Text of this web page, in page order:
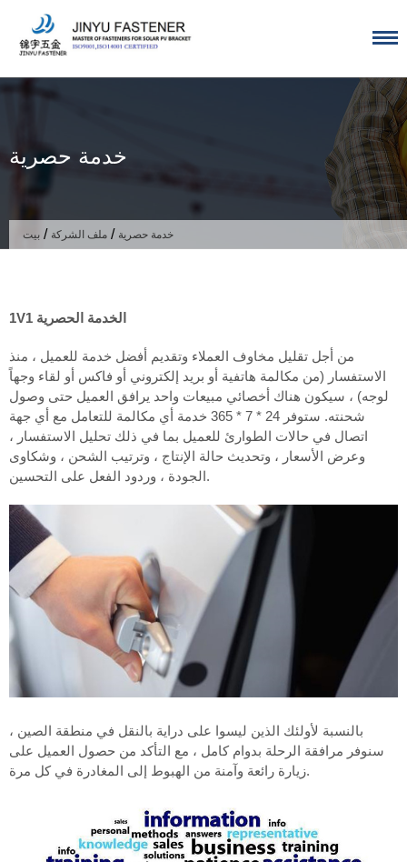
المحتوى
خدمة حصرية
بيت / ملف الشركة / خدمة حصرية
1V1 الخدمة الحصرية
من أجل تقليل مخاوف العملاء وتقديم أفضل خدمة للعميل ، منذ
الاستفسار (من مكالمة هاتفية أو بريد إلكتروني أو فاكس أو لقاء وجهاً
لوجه) ، سيكون هناك أخصائي مبيعات واحد يرافق العميل حتى وصول
شحنته. ستوفر 24 * 7 * 365 خدمة أي مكالمة للتعامل مع أي جهة
اتصال في حالات الطوارئ للعميل بما في ذلك تحليل الاستفسار ،
وعرض الأسعار ، وتحديث حالة الإنتاج ، وترتيب الشحن ، وشكاوى
الجودة ، وردود الفعل على التحسين.
بالنسبة لأولئك الذين ليسوا على دراية بالنقل في منطقة الصين ،
سنوفر مرافقة الرحلة بدوام كامل ، مع التأكد من حصول العميل على
زيارة رائعة وآمنة من الهبوط إلى المغادرة في كل مرة.